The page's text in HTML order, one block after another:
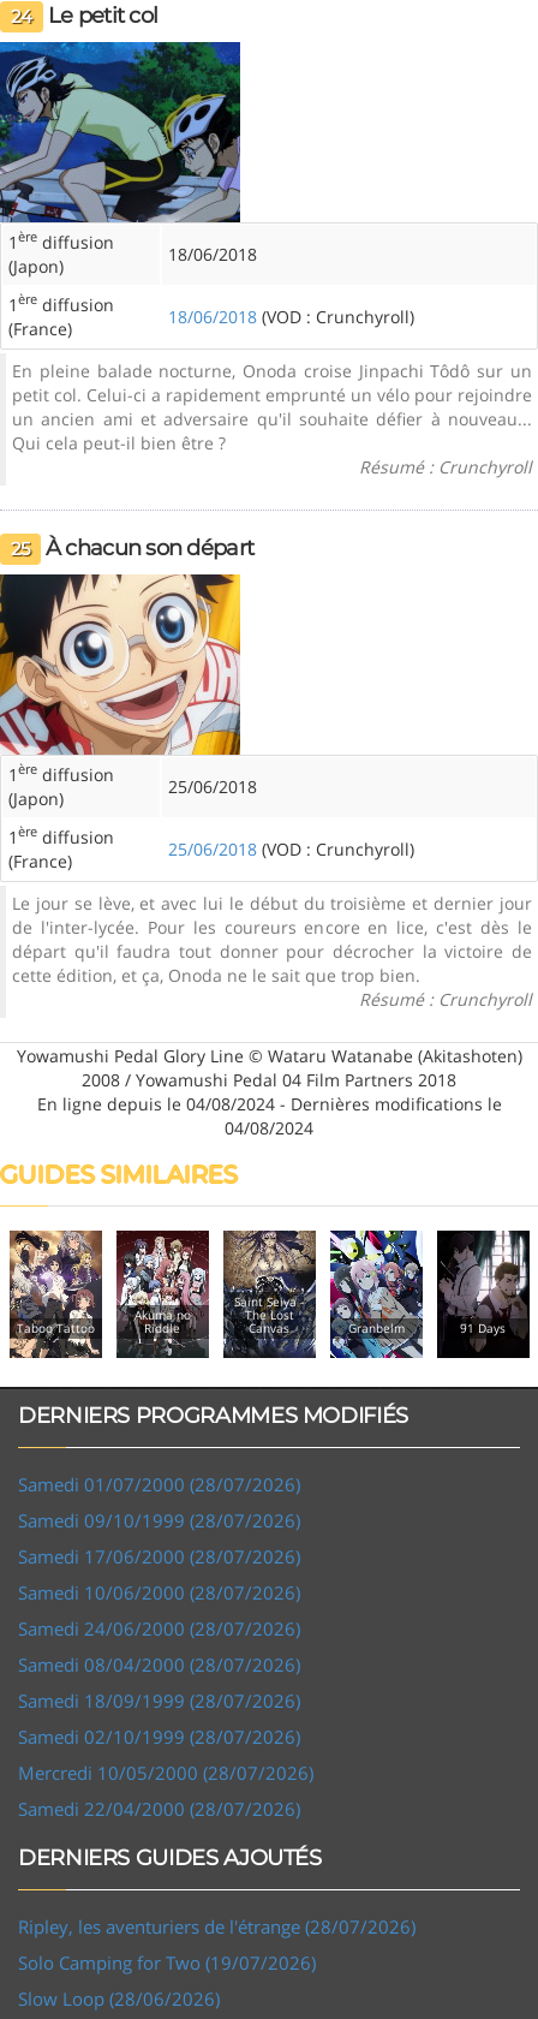
24 Le petit col
1 ère diffusion
(Japon)
18/06/2018
1 ère diffusion
(France)
18/06/2018 (VOD : Crunchyroll)
En pleine balade nocturne, Onoda croise Jinpachi Tôdô sur un
petit col. Celui-ci a rapidement emprunté un vélo pour rejoindre
un ancien ami et adversaire qu'il souhaite défier à nouveau...
Qui cela peut-il bien être ?
Résumé : Crunchyroll
25 À chacun son départ
1 ère diffusion
(Japon)
25/06/2018
1 ère diffusion
(France)
25/06/2018 (VOD : Crunchyroll)
Le jour se lève, et avec lui le début du troisième et dernier jour
de l'inter-lycée. Pour les coureurs encore en lice, c'est dès le
départ qu'il faudra tout donner pour décrocher la victoire de
cette édition, et ça, Onoda ne le sait que trop bien.
Résumé : Crunchyroll
Yowamushi Pedal Glory Line © Wataru Watanabe (Akitashoten)
2008 / Yowamushi Pedal 04 Film Partners 2018
En ligne depuis le 04/08/2024 - Dernières modifications le
04/08/2024
GUIDES SIMILAIRES
Akuma no
Riddle
Saint Seiya -
The Lost
Canvas Granbelm 91 Days Tsuritama
DERNIERS PROGRAMMES MODIFIÉS
Samedi 01/07/2000 (28/07/2026)
Samedi 09/10/1999 (28/07/2026)
Samedi 17/06/2000 (28/07/2026)
Samedi 10/06/2000 (28/07/2026)
Samedi 24/06/2000 (28/07/2026)
Samedi 08/04/2000 (28/07/2026)
Samedi 18/09/1999 (28/07/2026)
Samedi 02/10/1999 (28/07/2026)
Mercredi 10/05/2000 (28/07/2026)
Samedi 22/04/2000 (28/07/2026)
DERNIERS GUIDES AJOUTÉS
Ripley, les aventuriers de l'étrange (28/07/2026)
Solo Camping for Two (19/07/2026)
Slow Loop (28/06/2026)